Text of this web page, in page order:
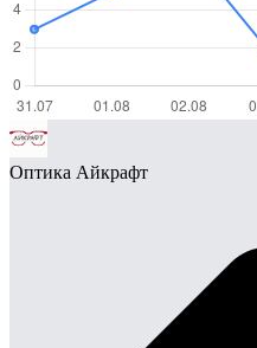
Оптика Айкрафт